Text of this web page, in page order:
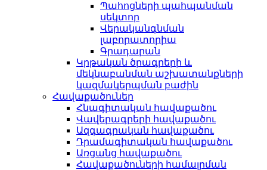
Պահոցների պահպանման
սեկտոր
Վերականգնման
լաբորատորիա
Գրադարան
Կրթական ծրագրերի և
մեկնաբանման աշխատանքների
կազմակերպման բաժին
Հավաքածուներ
Հնագիտական հավաքածու
Վավերագրերի հավաքածու
Ազգագրական հավաքածու
Դրամագիտական հավաքածու
Առցանց հավաքածու
Հավաքածուների համալրման